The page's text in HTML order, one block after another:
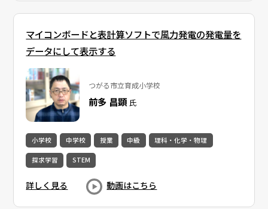
マイコンボードと表計算ソフトで風力発電の発電量を
データにして表示する
つがる市立育成小学校
前多 昌顕 氏
小学校 中学校 授業 中級 理科・化学・物理
探求学習 STEM
詳しく見る 動画はこちら